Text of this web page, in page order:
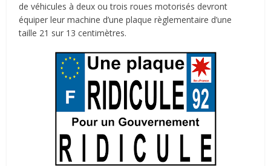
de véhicules à deux ou trois roues motorisés devront
équiper leur machine d’une plaque règlementaire d’une
taille 21 sur 13 centimètres.